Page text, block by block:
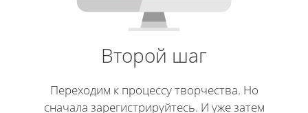
Второй шаг
Переходим к процессу творчества. Но
сначала зарегистрируйтесь. И уже затем